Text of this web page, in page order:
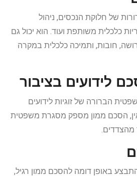
של חלוקת הנכסים, ניהול
כלכלית משותפת ועוד. הוא יכול גם
חובות, ותמיכה כלכלית במקרה
לידועים בציבור
הברורה של זוגיות לידועים
הסכם ממון מספק מסגרת משפטית
מהצדדים.
באופן דומה להסכם ממון רגיל,